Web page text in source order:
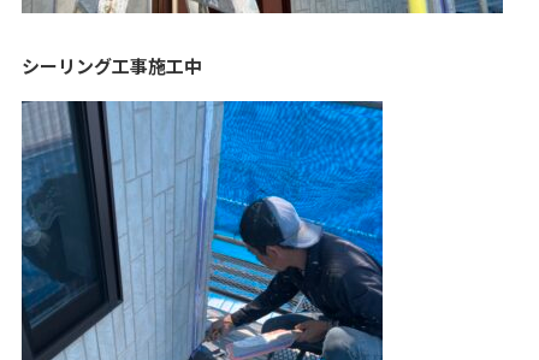
シーリング工事施工中